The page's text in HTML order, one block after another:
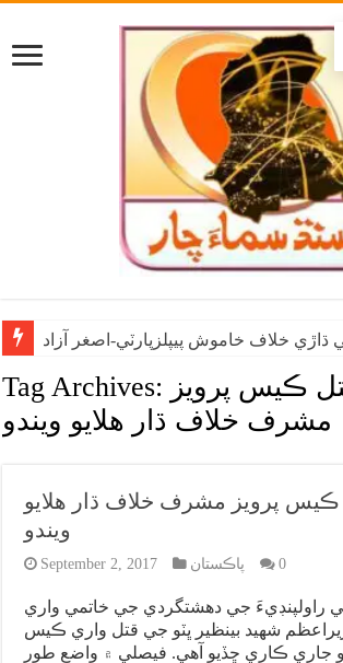
خلاف خاموش پيپلزپارٽي-اصغر آزاد
Tag Archives: ڪيس پرويز
مشرف خلاف ڌار هلايو ويندو
ڪيس پرويز مشرف خلاف ڌار هلايو
ويندو
September 2, 2017 پاڪستان 0
راولپنڊيءَ جي دهشتگردي جي خاتمي واري
شهيد بينظير ڀٽو جي قتل واري ڪيس
جاري ڪاري ڇڏيو آهي. فيصلي ۾ واضع طور